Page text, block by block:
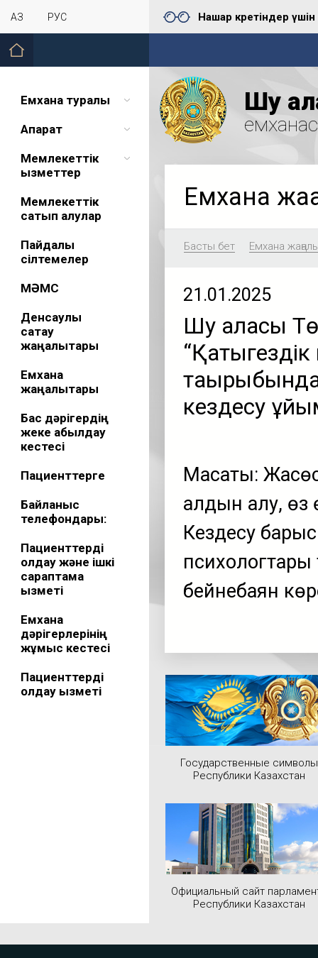
ҚАЗ РУС Нашар көретіндер үшін
Емхана туралы
Ақпарат
Мемлекеттік
қызметтер
Мемлекеттік
сатып алулар
Пайдалы
сілтемелер
МӘМС
Денсаулық
сақтау
жаңалықтары
Емхана
жаңалықтары
Бас дәрігердің
жеке қабылдау
кестесі
Пациенттерге
Байланыс
телефондары:
Пациенттерді
қолдау және ішкі
сараптама
қызметі
Емхана
дәрігерлерінің
жұмыс кестесі
Пациенттерді
қолдау қызметі
Шу
Емхана
Басты бет Емхана
21.01.2025
Шу қаласы
кездесу
Мақсаты:
алдын алу, өз
Кездесу
психологтары
бейнебаян
Государственные символы
Республики Казахстан
Официальный сайт
Республики Казахстан